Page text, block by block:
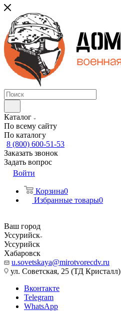
Каталог
По всему сайту
По каталогу
8 (800) 600-51-53
Заказать звонок
Задать вопрос
Войти
Корзина0
Избранные товары0
Ваш город
Уссурийск
Уссурийск
Хабаровск
u.sovetskaya@mirotvorecdv.ru
ул. Советская, 25 (ТД Кристалл)
Вконтакте
Telegram
WhatsApp